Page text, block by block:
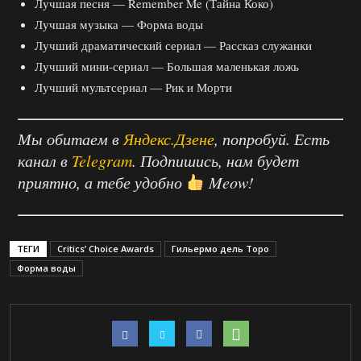
Лучшая песня — Remember Me (Тайна Коко)
Лучшая музыка — Форма воды
Лучший драматический сериал — Рассказ служанки
Лучший мини-сериал ­— Большая маленькая ложь
Лучший мультсериал — Рик и Морти
Мы обитаем в Яндекс.Дзене, попробуй. Есть
канал в Telegram. Подпишись, нам будет
приятно, а тебе удобно
Meow!
ТЕГИ Critics’ Choice Awards
Гильермо дель Торо
Форма воды